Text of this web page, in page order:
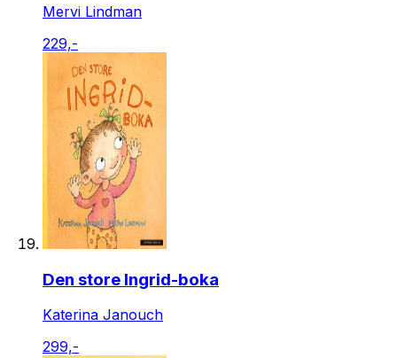
Mervi Lindman
229,-
Den store Ingrid-boka
Katerina Janouch
299,-